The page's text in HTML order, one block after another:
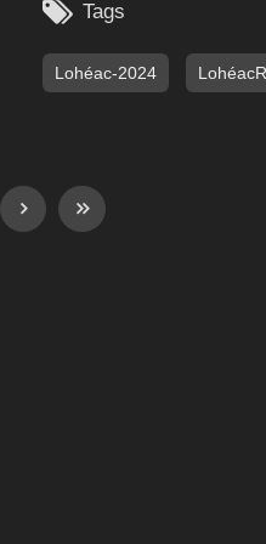
 Tags
Lohéac-2024